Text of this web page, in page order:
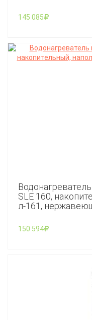
145 085
SLE 160,
л-161,
150 594